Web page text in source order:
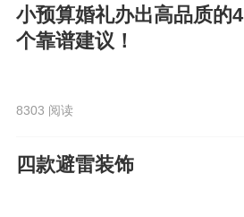
小预算婚礼办出高品质的4
个靠谱建议！
8303 阅读
四款避雷装饰